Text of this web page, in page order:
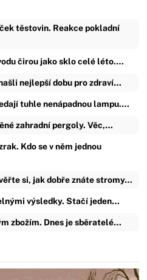
těstovin. Reakce pokladní
čirou jako sklo celé léto.…
nejlepší dobu pro zdraví…
tuhle nenápadnou lampu.…
zahradní pergoly. Věc,…
Kdo se v něm jednou
si, jak dobře znáte stromy…
výsledky. Stačí jeden…
zbožím. Dnes je sběratelé…